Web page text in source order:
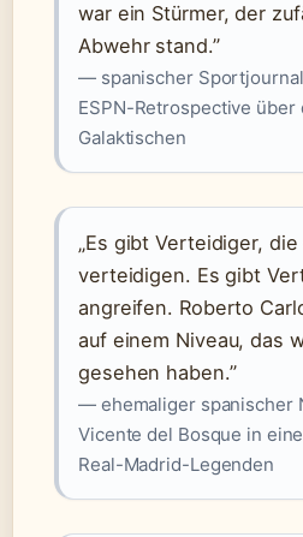
war ein Stürmer, der
Abwehr stand.”
— spanischer
ESPN-Retrospective über
Galaktischen
„Es gibt Verteidiger,
verteidigen. Es gibt
angreifen. Roberto
auf einem Niveau, das
gesehen haben.”
— ehemaliger spanischer
Vicente del Bosque in
Real-Madrid-Legenden